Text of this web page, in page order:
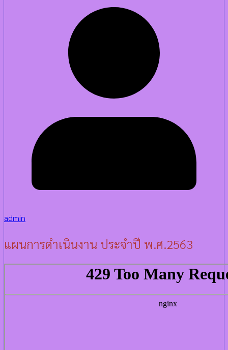
admin
แผนการดำเนินงาน ประจำปี พ.ศ.2563